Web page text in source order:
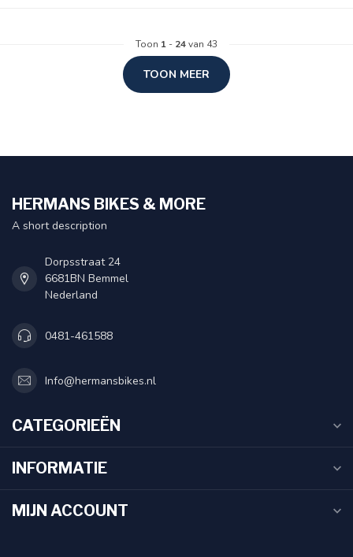
Toon 1 - 24van 43
TOON MEER
HERMANS BIKES & MORE
A short description
Dorpsstraat 24
6681BN Bemmel
Nederland
0481-461588
Info@hermansbikes.nl
CATEGORIEËN
INFORMATIE
MIJN ACCOUNT